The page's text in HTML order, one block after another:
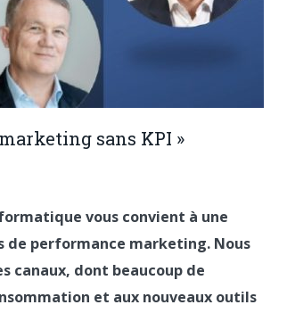
sans KPI »
vous convient à une
de performance marketing. Nous
canaux, dont beaucoup de
et aux nouveaux outils